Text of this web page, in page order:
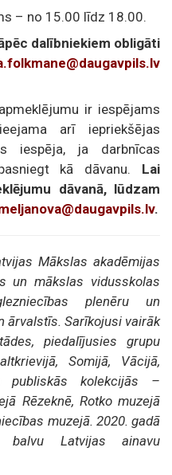
– no 15.00 līdz 18.00.
dalībniekiem obligāti
ir iespējams
arī iepriekšējas
iespēja, ja darbnīcas
kā dāvanu. Lai
dāvanā, lūdzam
.
Mākslas akadēmijas
un mākslas vidusskolas
plenēru un
ārvalstīs. Sarīkojusi vairāk
piedalījusies grupu
Somijā, Vācijā,
publiskās kolekcijās –
Rēzeknē, Rotko muzejā
muzejā. 2020. gadā
balvu Latvijas ainavu